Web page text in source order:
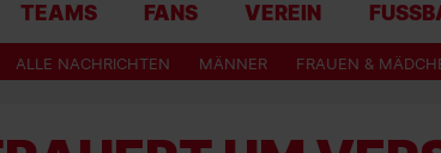
TEAMS FANS VEREIN
ALLE NACHRICHTEN MÄNNER FRAUEN &